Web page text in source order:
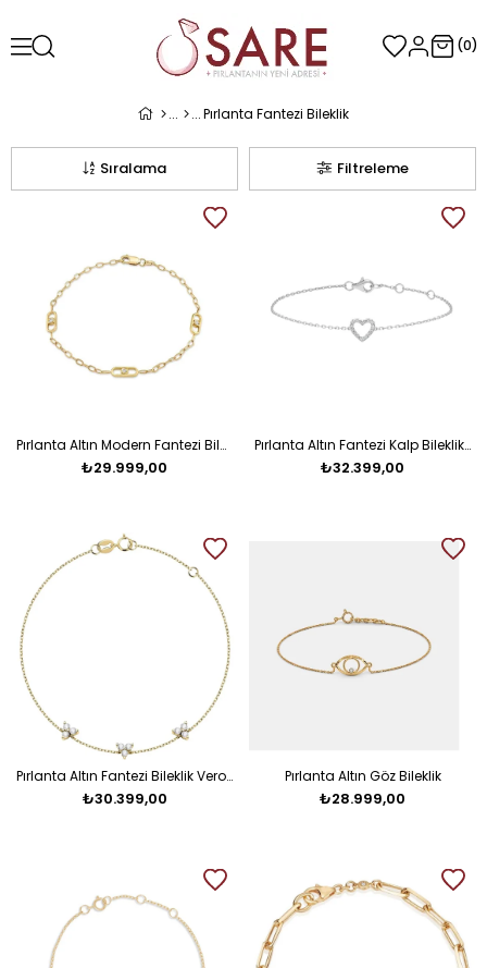
0
Pırlanta Fantezi Bileklik
Filtreleme
Sıralama
Pırlanta Altın Modern Fantezi Bileklik
₺29.999,00
Pırlanta Altın Fantezi Kalp Bileklik Salvin
₺32.399,00
Pırlanta Altın Fantezi Bileklik Veronika
₺30.399,00
Pırlanta Altın Göz Bileklik
₺28.999,00